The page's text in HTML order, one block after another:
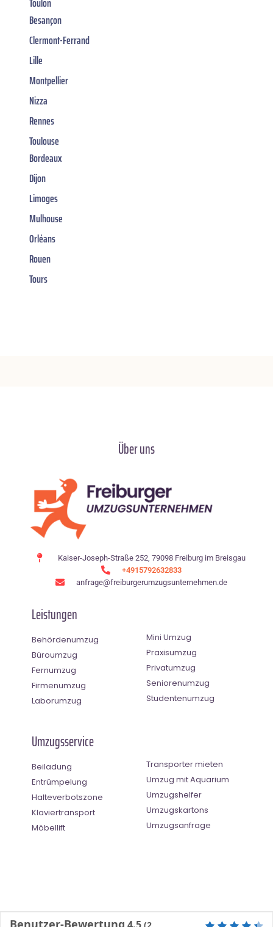
Besançon
Clermont-Ferrand
Lille
Montpellier
Nizza
Rennes
Toulouse
Bordeaux
Dijon
Limoges
Mulhouse
Orléans
Rouen
Tours
Über uns
Kaiser-Joseph-Straße 252, 79098 Freiburg im Breisgau
+4915792632833
anfrage@freiburgerumzugsunternehmen.de
Leistungen
Behördenumzug
Büroumzug
Fernumzug
Firmenumzug
Laborumzug
Mini Umzug
Praxisumzug
Privatumzug
Seniorenumzug
Studentenumzug
Umzugsservice
Beiladung
Entrümpelung
Halteverbotszone
Klaviertransport
Möbellift
Transporter mieten
Umzug mit Aquarium
Umzugshelfer
Umzugskartons
Umzugsanfrage
Benutzer-Bewertung (2